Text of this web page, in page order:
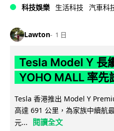
科技娛樂 生活科技 汽車科
Lawton 1 日
Tesla Model Y 長
YOHO MALL 率先
Tesla 香港推出 Model Y
高達 691 公里，為家族中續航
元...
閱讀全文